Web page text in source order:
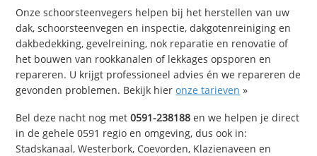
Onze schoorsteenvegers helpen bij het herstellen van uw
dak, schoorsteenvegen en inspectie, dakgotenreiniging en
dakbedekking, gevelreining, nok reparatie en renovatie of
het bouwen van rookkanalen of lekkages opsporen en
repareren. U krijgt professioneel advies én we repareren de
gevonden problemen. Bekijk hieronze tarieven »
Bel deze nacht nog met0591-238188 en we helpen je direct
in de gehele 0591 regio en omgeving, dus ook in:
Stadskanaal, Westerbork, Coevorden, Klazienaveen en